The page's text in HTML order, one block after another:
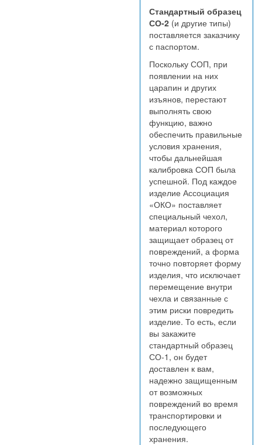
Стандартный образец
СО-2 (и другие типы)
поставляется заказчику
с паспортом.
Поскольку СОП, при
появлении на них
царапин и других
изъянов, перестают
выполнять свою
функцию, важно
обеспечить правильные
условия хранения,
чтобы дальнейшая
калибровка СОП была
успешной. Под каждое
изделие Ассоциация
«ОКО» поставляет
специальный чехол,
материал которого
защищает образец от
повреждений, а форма
точно повторяет форму
изделия, что исключает
перемещение внутри
чехла и связанные с
этим риски повредить
изделие. То есть, если
вы закажите
стандартный образец
СО-1, он будет
доставлен к вам,
надежно защищенным
от возможных
повреждений во время
транспортировки и
последующего
хранения.